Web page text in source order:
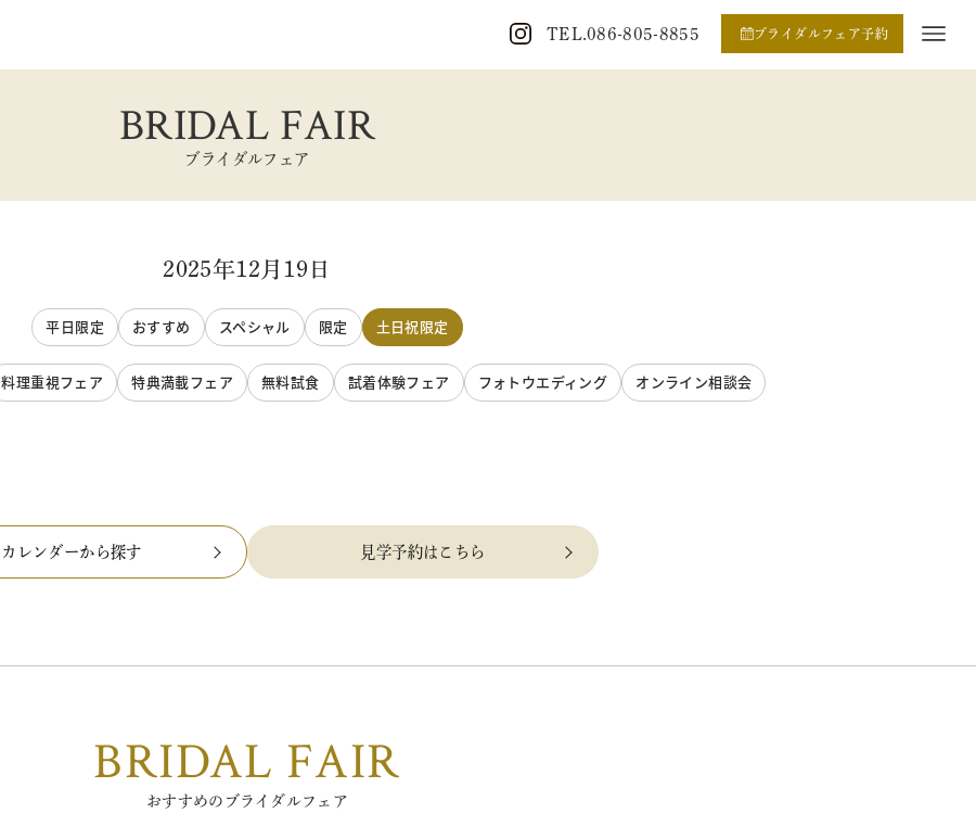
TEL.086-805-8855 ブライダルフェア予約
BRIDAL FAIR
ブライダルフェア
2025年12月19日
平日限定 おすすめ スペシャル 限定 土日祝限定
料理重視フェア 特典満載フェア 無料試食 試着体験フェア フォトウエディング オンライン相談会
カレンダーから探す 見学予約はこちら
BRIDAL FAIR
おすすめのブライダルフェア